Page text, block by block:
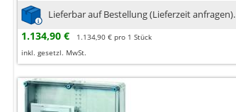
Lieferbar auf Bestellung (Lieferzeit anfragen).
1.134,90 €
1.134,90 € pro 1 Stück
inkl. gesetzl. MwSt.